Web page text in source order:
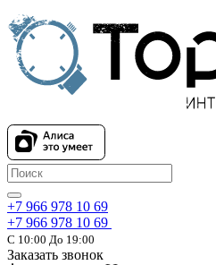
+7 966 978 10 69
+7 966 978 10 69
С 10:00 До 19:00
Заказать звонок